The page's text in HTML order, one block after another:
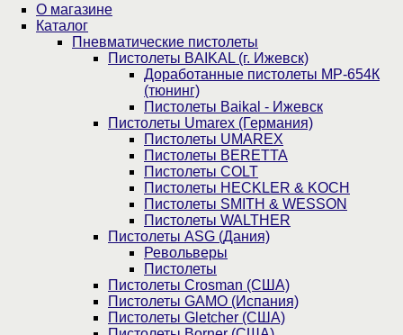
О магазине
Каталог
Пнев­ма­ти­чес­кие пистолеты
Пистолеты BAIKAL (г. Ижевск)
Доработанные пистолеты МР-654К
(тюнинг)
Пистолеты Baikal - Ижевск
Пистолеты Umarex (Германия)
Пистолеты UMAREX
Пистолеты BERETTA
Пистолеты COLT
Пистолеты HECKLER & KOCH
Пистолеты SMITH & WESSON
Пистолеты WALTHER
Пистолеты ASG (Дания)
Револьверы
Пистолеты
Пистолеты Crosman (США)
Пистолеты GAMO (Испания)
Пистолеты Gletcher (США)